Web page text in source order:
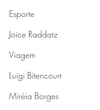
Esporte
Joice Raddatz
Viagem
Luigi Bitencourt
Miréia Borges